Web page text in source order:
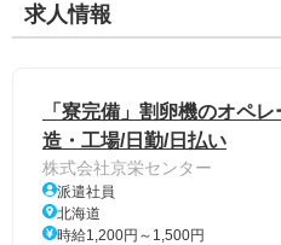
求人情報
「寮完備」割卵機のオペ
造・工場/日勤/日払い
株式会社京栄センター
派遣社員
北海道
時給1,200円～1,500円